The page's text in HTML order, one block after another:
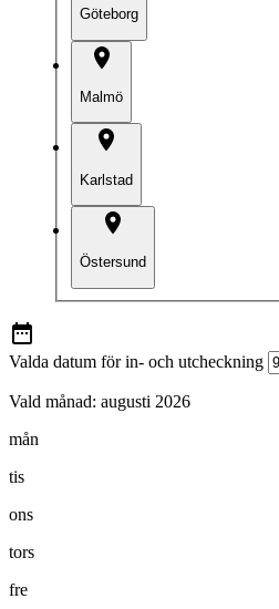
Göteborg
Malmö
Karlstad
Östersund
Valda datum för in- och utcheckning
Vald månad: augusti 2026
mån
tis
ons
tors
fre